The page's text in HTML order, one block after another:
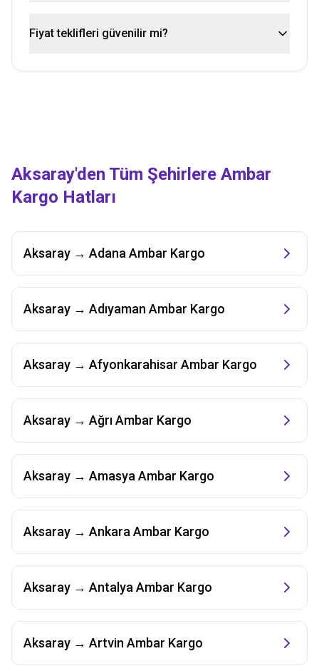
Fiyat teklifleri güvenilir mi?
Aksaray'den Tüm Şehirlere Ambar
Kargo Hatları
Aksaray → Adana Ambar Kargo
Aksaray → Adıyaman Ambar Kargo
Aksaray → Afyonkarahisar Ambar Kargo
Aksaray → AğrıAmbar Kargo
Aksaray → Amasya Ambar Kargo
Aksaray → Ankara Ambar Kargo
Aksaray → Antalya Ambar Kargo
Aksaray → Artvin Ambar Kargo